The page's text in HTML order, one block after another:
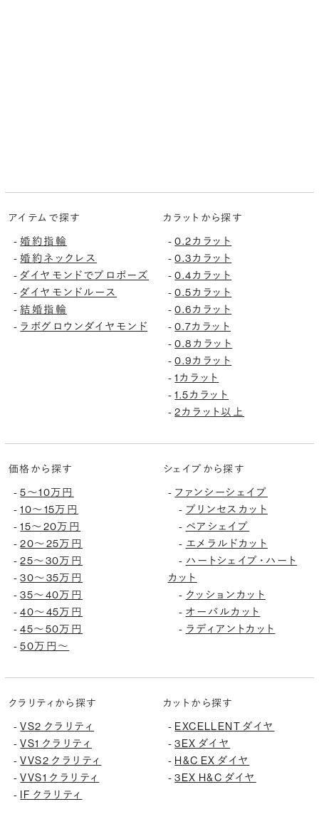
アイテムで探す
-婚約指輪
-婚約ネックレス
-ダイヤモンドでプロポーズ
-ダイヤモンドルース
-結婚指輪
- ラボグロウンダイヤモンド
カラットから探す
-0.2カラット
-0.3カラット
-0.4カラット
-0.5カラット
-0.6カラット
-0.7カラット
-0.8カラット
-0.9カラット
-1カラット
-1.5カラット
-2カラット以上
価格から探す
-5〜10万円
-10〜15万円
-15〜20万円
-20〜25万円
-25〜30万円
-30〜35万円
-35〜40万円
-40〜45万円
-45〜50万円
-50万円〜
シェイプから探す
- ファンシーシェイプ
- プリンセスカット
- ペアシェイプ
- エメラルドカット
- ハートシェイプ・ハート
カット
- クッションカット
- オーバルカット
- ラディアントカット
クラリティから探す
-VS2 クラリティ
-VS1 クラリティ
-VVS2 クラリティ
-VVS1 クラリティ
- IF クラリティ
カットから探す
- EXCELLENT ダイヤ
-3EX ダイヤ
- H&C EX ダイヤ
-3EX H&C ダイヤ